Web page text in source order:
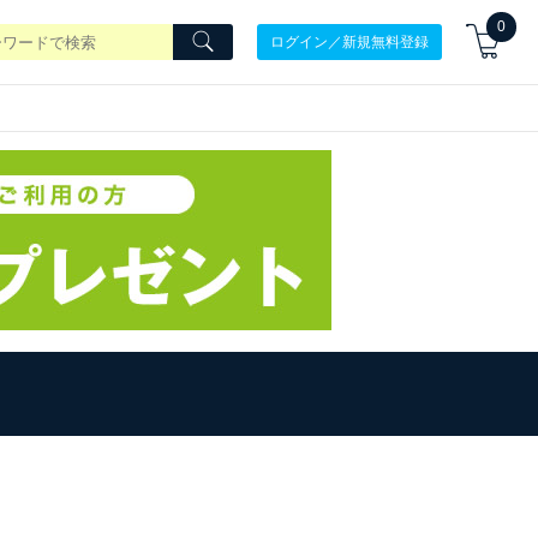
ログイン／新規無料登録
0